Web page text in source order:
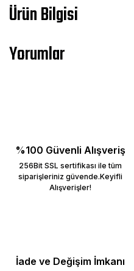
Ürün Bilgisi
Yorumlar
%100 Güvenli Alışveriş
256Bit SSL sertifikası ile tüm
siparişleriniz güvende.Keyifli
Alışverişler!
İade ve Değişim İmkanı